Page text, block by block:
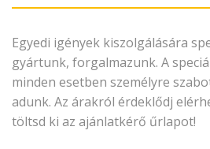
Egyedi igények kiszolgálására
gyártunk, forgalmazunk. A
minden esetben személyre
adunk. Az árakról érdeklődj
töltsd ki az ajánlatkérő űrlapot!